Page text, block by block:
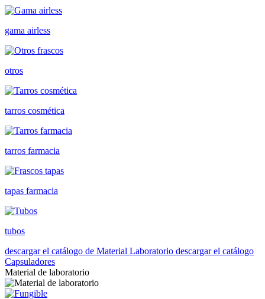
gama airless
otros
tarros cosmética
tarros farmacia
tapas farmacia
tubos
descargar el catálogo de Material Laboratorio descargar el catálogo
Capsuladores
Material de laboratorio